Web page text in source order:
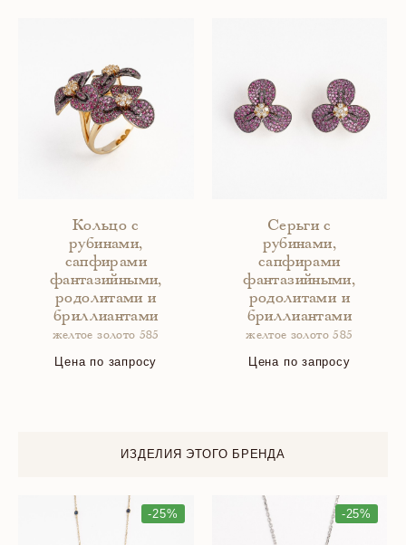
Кольцо с
рубинами,
сапфирами
фантазийными,
родолитами и
бриллиантами
желтое золото 585
Цена по запросу
Серьги с
рубинами,
сапфирами
фантазийными,
родолитами и
бриллиантами
желтое золото 585
Цена по запросу
ИЗДЕЛИЯ ЭТОГО БРЕНДА
-25% -25%